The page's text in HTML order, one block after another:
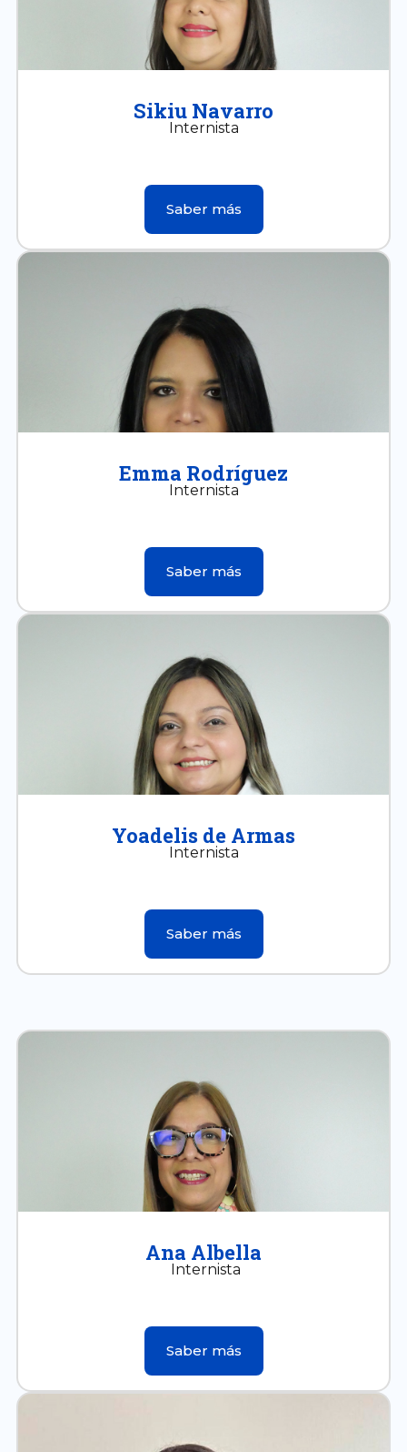
Sikiu Navarro
Internista
Saber más
Emma Rodríguez
Internista
Saber más
Yoadelis de Armas
Internista
Saber más
Ana Albella
Internista
Saber más